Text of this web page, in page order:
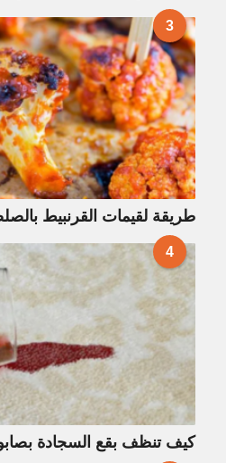
3
طريقة لقيمات القرنبيط
4
كيف تنظف بقع السجادة